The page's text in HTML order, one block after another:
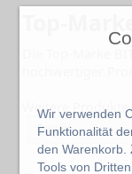
Wir verwenden
Funktionalität
den Warenkorb.
Tools von
Die Top-Marke
Weitere
Regale